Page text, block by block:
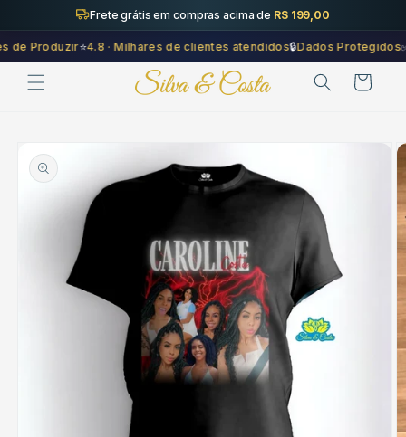
Frete grátis em compras acima de R$ 199,00
conteúdo
Produzir⭐4.8 · Milhares de clientes atendidos🔒Dados Protegidos✅
Carrinho
informação
do produto